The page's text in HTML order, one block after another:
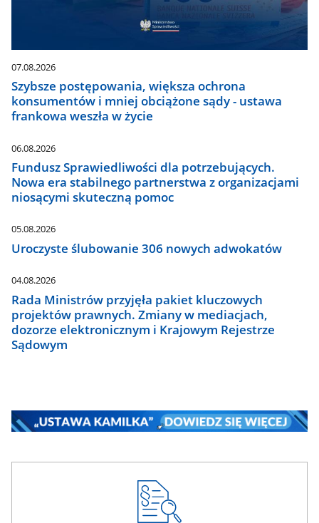
07.08.2026
Szybsze postępowania, większa ochrona
konsumentów i mniej obciążone sądy - ustawa
frankowa weszła w życie
06.08.2026
Fundusz Sprawiedliwości dla potrzebujących.
Nowa era stabilnego partnerstwa z organizacjami
niosącymi skuteczną pomoc
05.08.2026
Uroczyste ślubowanie 306 nowych adwokatów
04.08.2026
Rada Ministrów przyjęła pakiet kluczowych
projektów prawnych. Zmiany w mediacjach,
dozorze elektronicznym i Krajowym Rejestrze
Sądowym